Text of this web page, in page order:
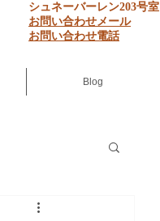
​シュネーバーレン203号室
お問い合わせメール
​お問い合わせ電話
Blog